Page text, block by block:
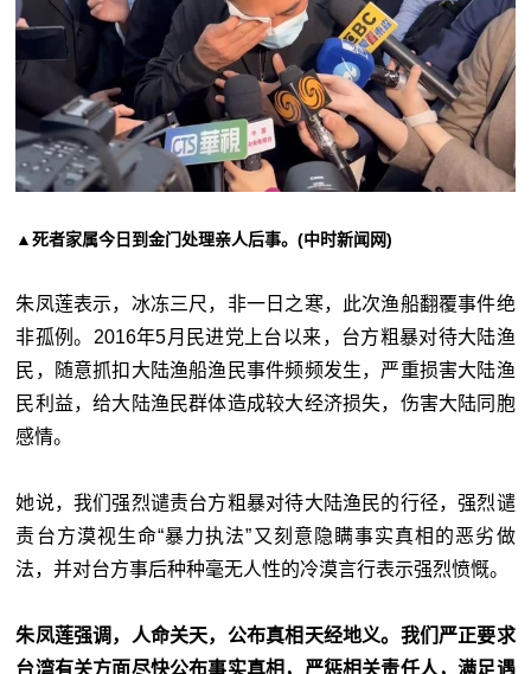
▲死者家属今日到金门处理亲人后事。(中时新闻网)
朱凤莲表示，冰冻三尺，非一日之寒，此次渔船翻覆事件绝
非孤例。2016年5月民进党上台以来，台方粗暴对待大陆渔
民，随意抓扣大陆渔船渔民事件频频发生，严重损害大陆渔
民利益，给大陆渔民群体造成较大经济损失，伤害大陆同胞
感情。
她说，我们强烈谴责台方粗暴对待大陆渔民的行径，强烈谴
责台方漠视生命“暴力执法”又刻意隐瞒事实真相的恶劣做
法，并对台方事后种种毫无人性的冷漠言行表示强烈愤慨。
朱凤莲强调，人命关天，公布真相天经地义。我们严正要求
台湾有关方面尽快公布事实真相，严惩相关责任人，满足遇